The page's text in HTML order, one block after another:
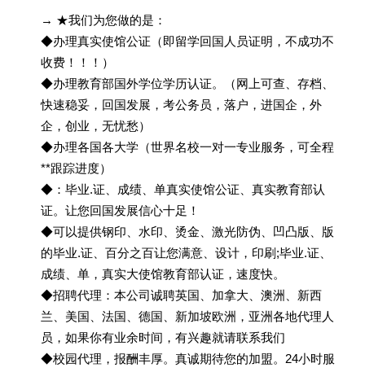
→ ★我们为您做的是：
◆办理真实使馆公证（即留学回国人员证明，不成功不
收费！！！）
◆办理教育部国外学位学历认证。（网上可查、存档、
快速稳妥，回国发展，考公务员，落户，进国企，外
企，创业，无忧愁）
◆办理各国各大学（世界名校一对一专业服务，可全程
**跟踪进度）
◆：毕业.证、成绩、单真实使馆公证、真实教育部认
证。让您回国发展信心十足！
◆可以提供钢印、水印、烫金、激光防伪、凹凸版、版
的毕业.证、百分之百让您满意、设计，印刷;毕业.证、
成绩、单，真实大使馆教育部认证，速度快。
◆招聘代理：本公司诚聘英国、加拿大、澳洲、新西
兰、美国、法国、德国、新加坡欧洲，亚洲各地代理人
员，如果你有业余时间，有兴趣就请联系我们
◆校园代理，报酬丰厚。真诚期待您的加盟。24小时服